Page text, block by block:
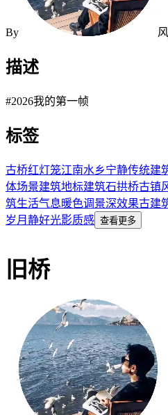
By
描述
#2026我的第一帧
标签
古桥红灯笼江南水乡宁静传统建
体场景建筑地标建筑石拱桥古镇
筑生活气息暖色调景深效果古建
岁月静好光影质感 查看更多
旧桥